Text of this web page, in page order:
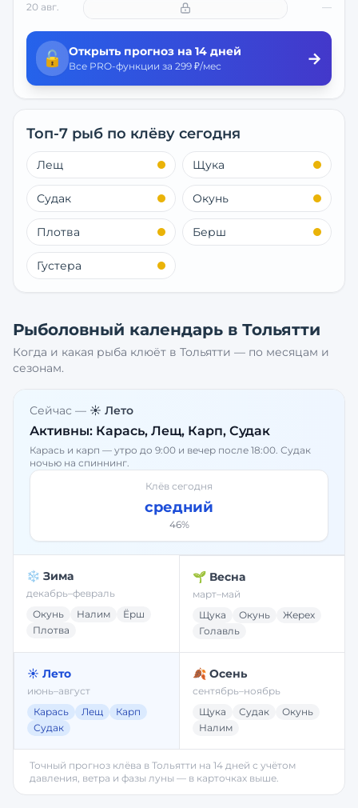
20 авг. —
🔓 Открыть прогноз на 14 дней
Все PRO-функции за 299 ₽/мес →
Топ-7 рыб по клёву сегодня
Лещ Щука
Судак Окунь
Плотва Берш
Густера
Рыболовный календарь в Тольятти
Когда и какая рыба клюёт в Тольятти — по месяцам и
сезонам.
Сейчас — ☀️ Лето
Активны: Карась, Лещ, Карп, Судак
Карась и карп — утро до 9:00 и вечер после 18:00. Судак
ночью на спиннинг.
Клёв сегодня
средний
46%
❄️ Зима
декабрь–февраль
Окунь
Налим
Ёрш
Плотва
🌱 Весна
март–май
Щука
Окунь
Жерех
Голавль
☀️ Лето
июнь–август
Карась
Лещ
Карп
Судак
🍂 Осень
сентябрь–ноябрь
Щука
Судак
Окунь
Налим
Точный прогноз клёва в Тольятти на 14 дней с учётом
давления, ветра и фазы луны — в карточках выше.